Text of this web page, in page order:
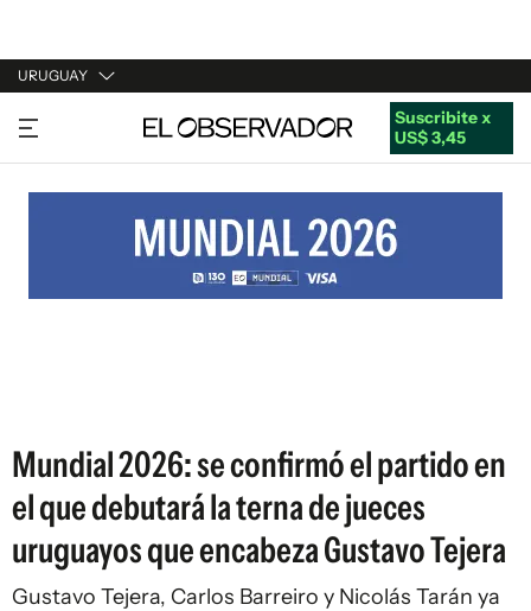
URUGUAY
URUGUAY
ARGENTINA
ESTADOS UNIDOS
Suscribite x
US$ 3,45
Mundial 2026: se confirmó el partido en
el que debutará la terna de jueces
uruguayos que encabeza Gustavo Tejera
Gustavo Tejera, Carlos Barreiro y Nicolás Tarán ya